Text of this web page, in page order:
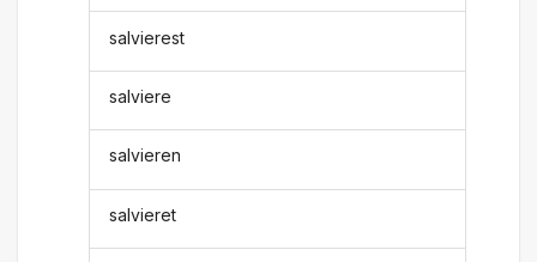
salvierest
salviere
salvieren
salvieret